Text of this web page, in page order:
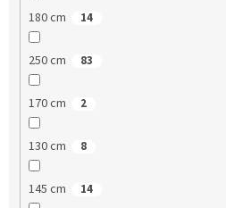
180 cm 14
250 cm 83
170 cm 2
130 cm 8
145 cm 14